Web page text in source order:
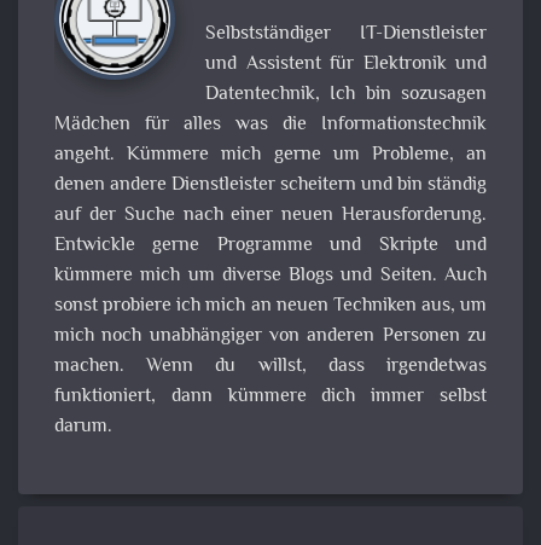
Selbstständiger IT-Dienstleister
und Assistent für Elektronik und
Datentechnik, Ich bin sozusagen
Mädchen für alles was die Informationstechnik
angeht. Kümmere mich gerne um Probleme, an
denen andere Dienstleister scheitern und bin ständig
auf der Suche nach einer neuen Herausforderung.
Entwickle gerne Programme und Skripte und
kümmere mich um diverse Blogs und Seiten. Auch
sonst probiere ich mich an neuen Techniken aus, um
mich noch unabhängiger von anderen Personen zu
machen. Wenn du willst, dass irgendetwas
funktioniert, dann kümmere dich immer selbst
darum.